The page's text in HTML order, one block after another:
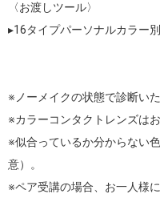
〈お渡しツール〉
▸16タイプパーソナルカラー
※ノーメイクの状態で診断いた
※カラーコンタクトレンズはお
※似合っているか分からない
意）。
※ペア受講の場合、お一人様